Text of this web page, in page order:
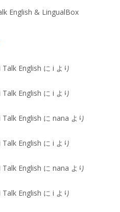
English & LingualBox
English に i より
English に i より
English に nana より
English に i より
English に nana より
English に i より